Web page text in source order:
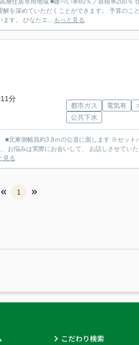
を深めていただくことができます。 予算のこ
となど、 ゆっくり時間をかけてご相談いただける空間をご用意しています。 ひなたエ... もっと見る
11分
都市ガス 電気有
公共下水
3.8ｍの公道に面します ※セットバック有り ■第1種
見る
1
こだわり検索